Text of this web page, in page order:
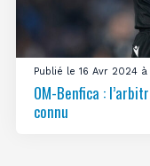
Publié le 16 Avr 2024 à
OM-Benfica :
connu